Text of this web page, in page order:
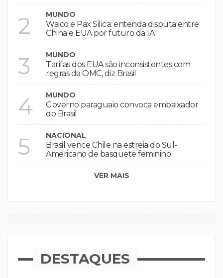
2 MUNDO
Waico e Pax Silica: entenda disputa entre
China e EUA por futuro da IA
3 MUNDO
Tarifas dos EUA são inconsistentes com
regras da OMC, diz Brasil
4 MUNDO
Governo paraguaio convoca embaixador
do Brasil
5 NACIONAL
Brasil vence Chile na estreia do Sul-
Americano de basquete feminino
VER MAIS
DESTAQUES